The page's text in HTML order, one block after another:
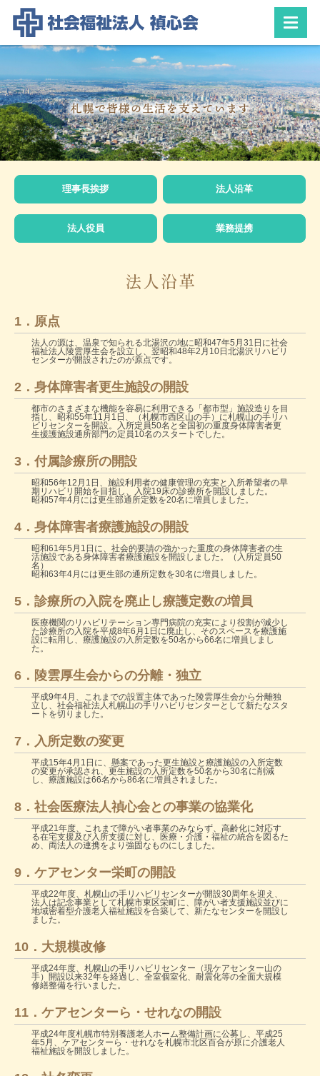
理事長挨拶 法人沿革
法人役員 業務提携
法人沿革
1．原点
法人の源は、温泉で知られる北湯沢の地に昭和47年5月31日に社会
福祉法人陵雲厚生会を設立し、翌昭和48年2月10日北湯沢リハビリ
センターが開設されたのが原点です。
2．身体障害者更生施設の開設
都市のさまざまな機能を容易に利用できる「都市型」施設造りを目
指し、昭和55年11月1日、（札幌市西区山の手）に札幌山の手リハ
ビリセンターを開設。入所定員50名と全国初の重度身体障害者更
生援護施設通所部門の定員10名のスタートでした。
3．付属診療所の開設
昭和56年12月1日、施設利用者の健康管理の充実と入所希望者の早
期リハビリ開始を目指し、入院19床の診療所を開設しました。
昭和57年4月には更生部通所定数を20名に増員しました。
4．身体障害者療護施設の開設
昭和61年5月1日に、社会的要請の強かった重度の身体障害者の生
活施設である身体障害者療護施設を開設しました。（入所定員50
名）
昭和63年4月には更生部の通所定数を30名に増員しました。
5．診療所の入院を廃止し療護定数の増員
医療機関のリハビリテーション専門病院の充実により役割が減少し
た診療所の入院を平成8年6月1日に廃止し、そのスペースを療護施
設に転用し、療護施設の入所定数を50名から66名に増員しまし
た。
6．陵雲厚生会からの分離・独立
平成9年4月、これまでの設置主体であった陵雲厚生会から分離独
立し、社会福祉法人札幌山の手リハビリセンターとして新たなスタ
ートを切りました。
7．入所定数の変更
平成15年4月1日に、懸案であった更生施設と療護施設の入所定数
の変更が承認され、更生施設の入所定数を50名から30名に削減
し、療護施設は66名から86名に増員されました。
8．社会医療法人禎心会との事業の協業化
平成21年度、これまで障がい者事業のみならず、高齢化に対応す
る在宅支援及び入所支援に対し、医療・介護・福祉の統合を図るた
め、両法人の連携をより強固なものにしました。
9．ケアセンター栄町の開設
平成22年度、札幌山の手リハビリセンターが開設30周年を迎え、
法人は記念事業として札幌市東区栄町に、障がい者支援施設並びに
地域密着型介護老人福祉施設を合築して、新たなセンターを開設し
ました。
10．大規模改修
平成24年度、札幌山の手リハビリセンター（現ケアセンター山の
手）開設以来32年を経過し、全室個室化、耐震化等の全面大規模
修繕整備を行いました。
11．ケアセンターら・せれなの開設
平成24年度札幌市特別養護老人ホーム整備計画に公募し、平成25
年5月、ケアセンターら・せれなを札幌市北区百合が原に介護老人
福祉施設を開設しました。